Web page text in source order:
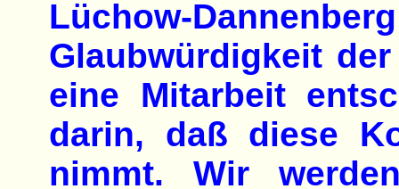
Lüchow-
Glaubwürdigkeit
eine Mitarbeit
darin, daß diese
nimmt. Wir